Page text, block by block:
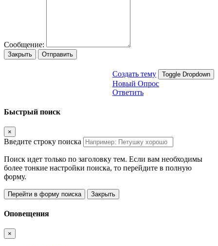
Сообщение:
Закрыть Отправить
Создать тему Toggle Dropdown
Новый Опрос
Ответить
Быстрый поиск
×
Введите строку поиска
Поиск идет только по заголовку тем. Если вам необходимы
более тонкие настройки поиска, то перейдите в полную
форму.
Перейти в форму поиска Закрыть
Оповещения
×